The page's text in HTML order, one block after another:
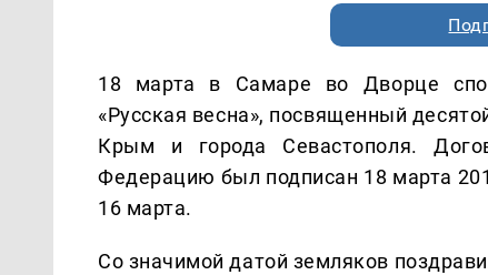
18 марта в Самаре во Дворце
«Русская весна», посвященный
Крым и города Севастополя.
Федерацию был подписан 18 марта
16 марта.
Со значимой датой земляков